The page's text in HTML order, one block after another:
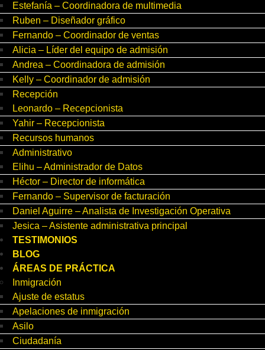
Estefanía – Coordinadora de multimedia
Ruben – Diseñador gráfico
Fernando – Coordinador de ventas
Alicia – Líder del equipo de admisión
Andrea – Coordinadora de admisión
Kelly – Coordinador de admisión
Recepción
Leonardo – Recepcionista
Yahir – Recepcionista
Recursos humanos
Administrativo
Elihu – Administrador de Datos
Héctor – Director de informática
Fernando – Supervisor de facturación
Daniel Aguirre – Analista de Investigación Operativa
Jesica – Asistente administrativa principal
TESTIMONIOS
BLOG
ÁREAS DE PRÁCTICA
Inmigración
Ajuste de estatus
Apelaciones de inmigración
Asilo
Ciudadanía